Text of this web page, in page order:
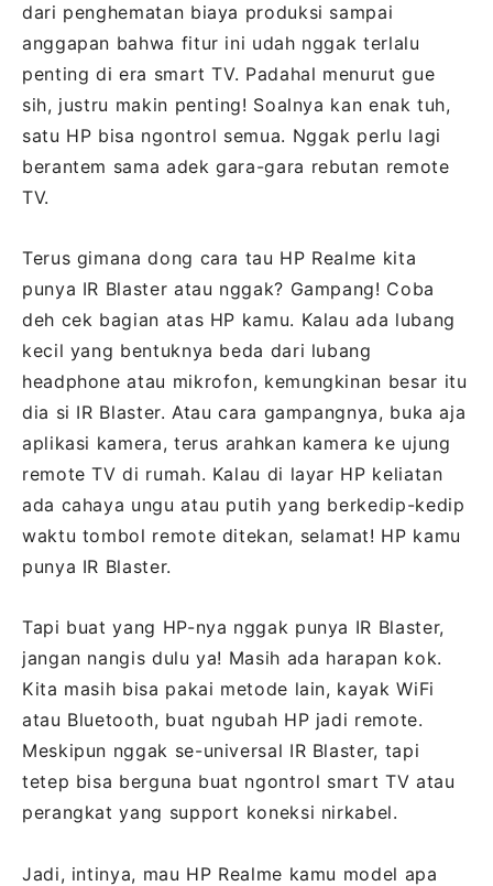
dari penghematan biaya produksi sampai
anggapan bahwa fitur ini udah nggak terlalu
penting di era smart TV. Padahal menurut gue
sih, justru makin penting! Soalnya kan enak tuh,
satu HP bisa ngontrol semua. Nggak perlu lagi
berantem sama adek gara-gara rebutan remote
TV.
Terus gimana dong cara tau HP Realme kita
punya IR Blaster atau nggak? Gampang! Coba
deh cek bagian atas HP kamu. Kalau ada lubang
kecil yang bentuknya beda dari lubang
headphone atau mikrofon, kemungkinan besar itu
dia si IR Blaster. Atau cara gampangnya, buka aja
aplikasi kamera, terus arahkan kamera ke ujung
remote TV di rumah. Kalau di layar HP keliatan
ada cahaya ungu atau putih yang berkedip-kedip
waktu tombol remote ditekan, selamat! HP kamu
punya IR Blaster.
Tapi buat yang HP-nya nggak punya IR Blaster,
jangan nangis dulu ya! Masih ada harapan kok.
Kita masih bisa pakai metode lain, kayak WiFi
atau Bluetooth, buat ngubah HP jadi remote.
Meskipun nggak se-universal IR Blaster, tapi
tetep bisa berguna buat ngontrol smart TV atau
perangkat yang support koneksi nirkabel.
Jadi, intinya, mau HP Realme kamu model apa